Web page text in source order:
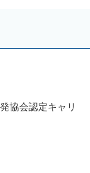
協会認定キャリ